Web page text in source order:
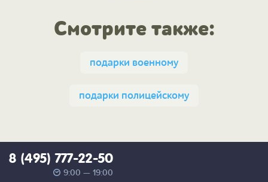
Смотрите также:
подарки военному
подарки полицейскому
8 (495) 777-22-50
9:00 — 19:00